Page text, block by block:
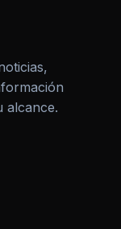
alcance.